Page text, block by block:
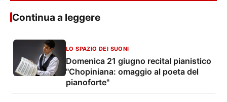
Continua a leggere
LO SPAZIO DEI SUONI
Domenica 21 giugno recital pianistico
"Chopiniana: omaggio al poeta del
pianoforte"